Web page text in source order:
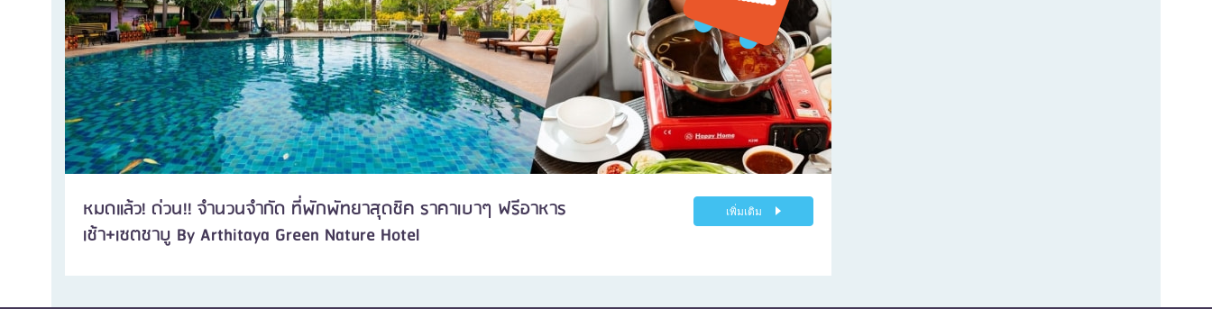
หมดแล้ว! ด่วน!! จำนวนจำกัด ที่พักพัทยาสุดชิค ราคาเบาๆ ฟรีอาหาร
เช้า+เซตชาบู By Arthitaya Green Nature Hotel
เพิ่มเติม